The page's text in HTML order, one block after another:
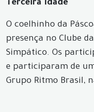
Terceira Idade
O coelhinho da
presença no Clube
Simpático. Os
e participaram de
Grupo Ritmo Brasil,